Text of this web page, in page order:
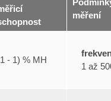
měření
- 1) % MH
1 až